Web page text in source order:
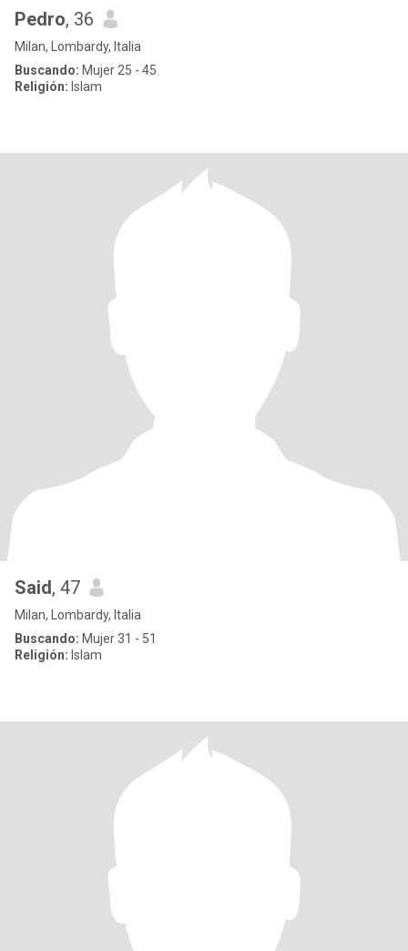
Pedro, 36
Milan, Lombardy, Italia
Buscando: Mujer 25 - 45
Religión: Islam
Said, 47
Milan, Lombardy, Italia
Buscando: Mujer 31 - 51
Religión: Islam